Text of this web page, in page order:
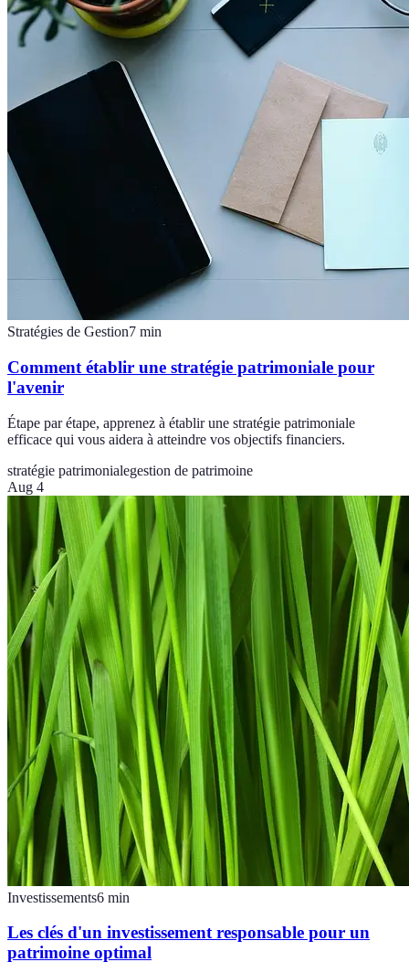
Stratégies de Gestion7 min
Comment établir une stratégie patrimoniale pour
l'avenir
Étape par étape, apprenez à établir une stratégie patrimoniale
efficace qui vous aidera à atteindre vos objectifs financiers.
stratégie patrimonialegestion de patrimoine
Aug 4
Investissements6 min
Les clés d'un investissement responsable pour un
patrimoine optimal